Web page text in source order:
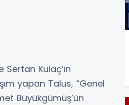
Sertan Kulaç’ın
yapan Talus, “Genel
Büyükgümüş’ün